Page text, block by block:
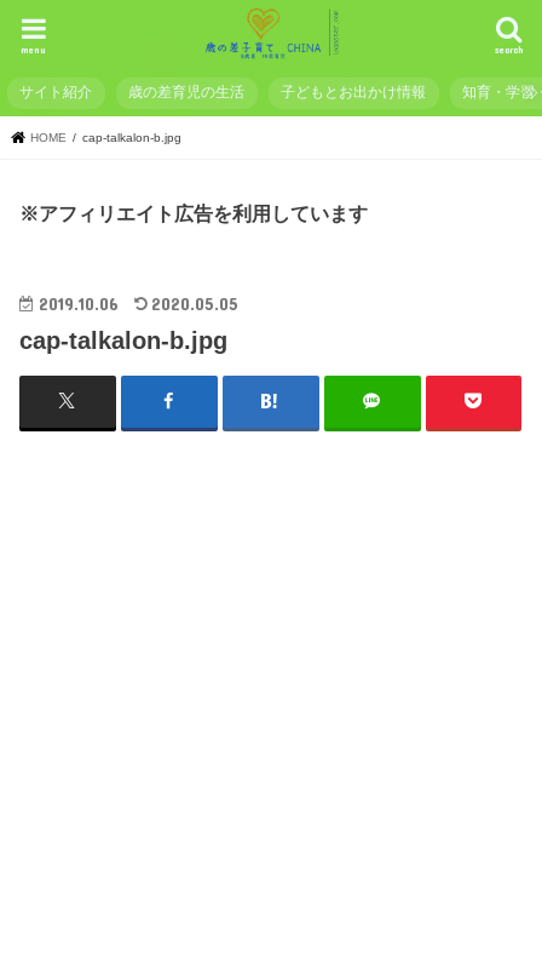
search
menu
サイト紹介 歳の差育児の生活 子どもとお出かけ情報 知育・学習
HOME cap-talkalon-b.jpg
※アフィリエイト広告を利用しています
2019.10.06 2020.05.05
cap-talkalon-b.jpg